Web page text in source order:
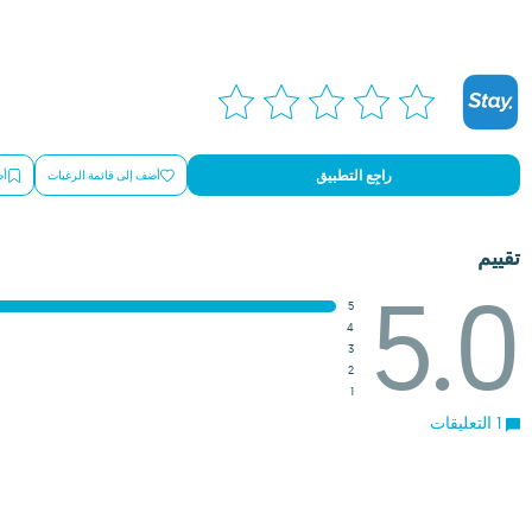
راجِع التطبيق أضف إلى قائمة الرغبات
تقييم
5.0
5
4
3
2
1